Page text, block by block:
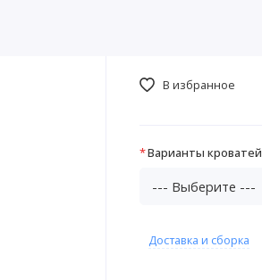
В избранное
Варианты кроватей
Доставка и сборка